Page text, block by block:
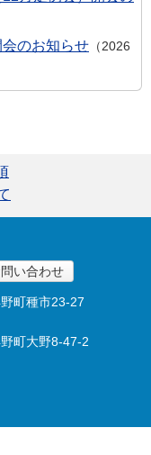
のお知らせ
2026
い合わせ
町種市23-27
町大野8-47-2